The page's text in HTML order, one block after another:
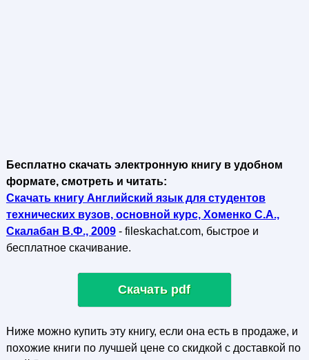
Бесплатно скачать электронную книгу в удобном
формате, смотреть и читать:
Скачать книгу Английский язык для студентов
технических вузов, основной курс, Хоменко С.А.,
Скалабан В.Ф., 2009- fileskachat.com, быстрое и
бесплатное скачивание.
Скачать pdf
Ниже можно купить эту книгу, если она есть в продаже, и
похожие книги по лучшей цене со скидкой с доставкой по